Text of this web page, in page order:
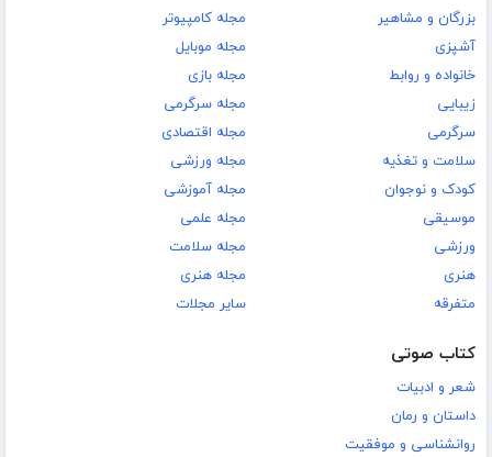
بزرگان و مشاهیر
آشپزی
خانواده و روابط
زیبایی
سرگرمی
سلامت و تغذیه
کودک و نوجوان
موسیقی
ورزشی
هنری
متفرقه
مجله کامپیوتر
مجله موبایل
مجله بازی
مجله سرگرمی
مجله اقتصادی
مجله ورزشی
مجله آموزشی
مجله علمی
مجله سلامت
مجله هنری
سایر مجلات
کتاب صوتی
شعر و ادبیات
داستان و رمان
روانشناسی و موفقیت